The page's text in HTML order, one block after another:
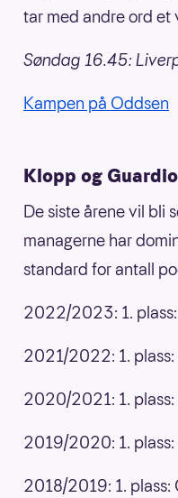
tar med andre ord et
Søndag 16.45:
Kampen på Oddsen
Klopp og
De siste årene vil bli
managerne har
standard for antall
2022/2023: 1.
2021/2022: 1.
2020/2021: 1.
2019/2020: 1.
2018/2019: 1. plass: